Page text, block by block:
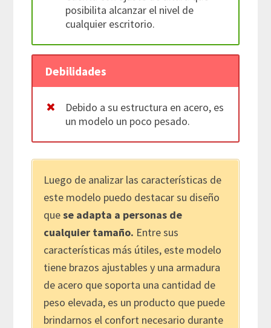
posibilita alcanzar el nivel de
cualquier escritorio.
Debilidades
Debido a su estructura en acero, es
un modelo un poco pesado.
Luego de analizar las características de
este modelo puedo destacar su diseño
quese adapta a personas de
cualquier tamaño. Entre sus
características más útiles, este modelo
tiene brazos ajustables y una armadura
de acero que soporta una cantidad de
peso elevada, es un producto que puede
brindarnos el confort necesario durante